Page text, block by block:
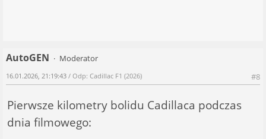
AutoGEN
Moderator
#8
16.01.2026, 21:19:43 / Odp: Cadillac F1 (2026)
Pierwsze kilometry bolidu Cadillaca podczas
dnia filmowego: